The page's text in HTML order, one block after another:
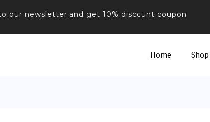
our newsletter and get 10% discount coupon
Home Shop